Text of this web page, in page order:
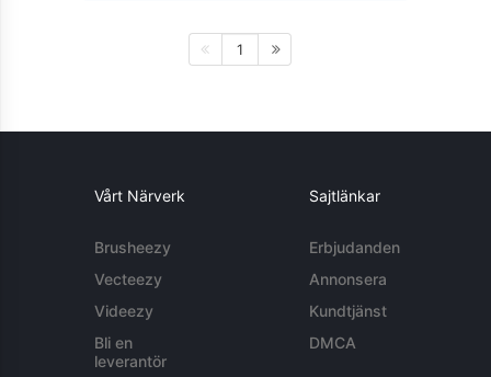
1
Vårt Närverk
Brusheezy
Vecteezy
Videezy
Bli en
leverantör
Sajtlänkar
Erbjudanden
Annonsera
Kundtjänst
DMCA